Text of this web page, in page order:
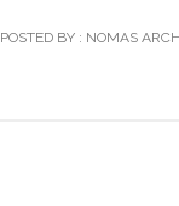
POSTED BY : NOMAS